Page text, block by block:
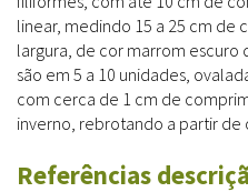
linear, medindo 15 a 25 cm de
largura, de cor marrom escuro
são em 5 a 10 unidades,
com cerca de 1 cm de
inverno, rebrotando a partir de
Referências